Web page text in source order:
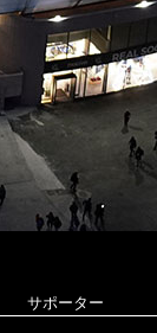
サポーター